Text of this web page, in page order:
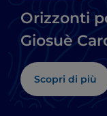
Orizzonti
Giosuè
Scopri di più